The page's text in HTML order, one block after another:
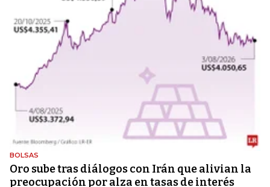
BOLSAS
Oro sube tras diálogos con Irán que alivian la
preocupación por alza en tasas de interés